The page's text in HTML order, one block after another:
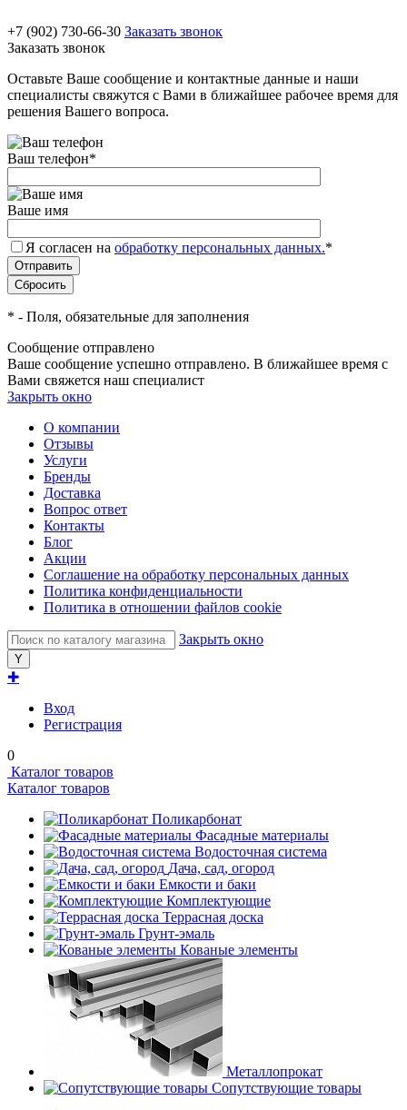
+7 (902) 730-66-30 Заказать звонок
Заказать звонок
Оставьте Ваше сообщение и контактные данные и наши
специалисты свяжутся с Вами в ближайшее рабочее время для
решения Вашего вопроса.
Ваш телефон*
Ваше имя
Я согласен на обработку персональных данных.*
* - Поля, обязательные для заполнения
Сообщение отправлено
Ваше сообщение успешно отправлено. В ближайшее время с
Вами свяжется наш специалист
Закрыть окно
О компании
Отзывы
Услуги
Бренды
Доставка
Вопрос ответ
Контакты
Блог
Акции
Соглашение на обработку персональных данных
Политика конфиденциальности
Политика в отношении файлов cookie
Закрыть окно
✚
Вход
Регистрация
0
Каталог товаров
Каталог товаров
Поликарбонат
Фасадные материалы
Водосточная система
Дача, сад, огород
Емкости и баки
Комплектующие
Террасная доска
Грунт-эмаль
Кованые элементы
Металлопрокат
Сопутствующие товары